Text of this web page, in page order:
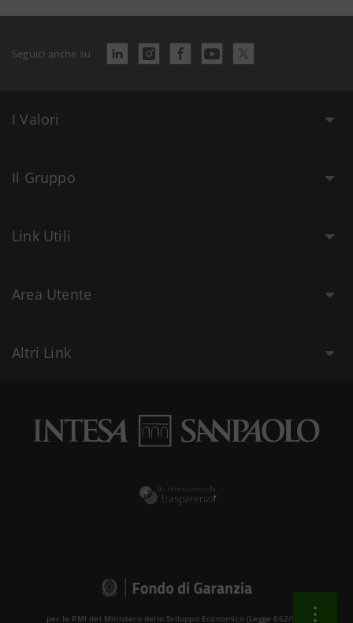
Seguici anche su
I Valori
Il Gruppo
Link Utili
Area Utente
Altri Link
per le PMI del Ministero dello Sviluppo Economico (Legge 662/96 )